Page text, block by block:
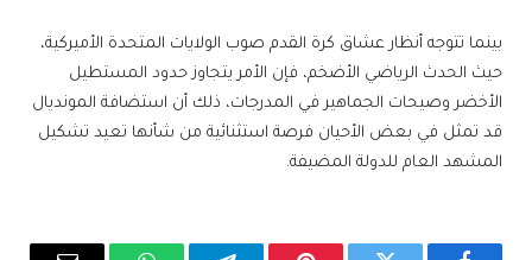
بينما تتوجه أنظار عشاق كرة القدم صوب الولايات المتحدة الأميركية،
حيث الحدث الرياضي الأضخم، فإن الأمر يتجاوز حدود المستطيل
الأخضر وصيحات الجماهير في المدرجات، ذلك أن استضافة المونديال
قد تمثل في بعض الأحيان فرصة استثنائية من شأنها تعيد تشكيل
المشهد العام للدولة المضيفة.